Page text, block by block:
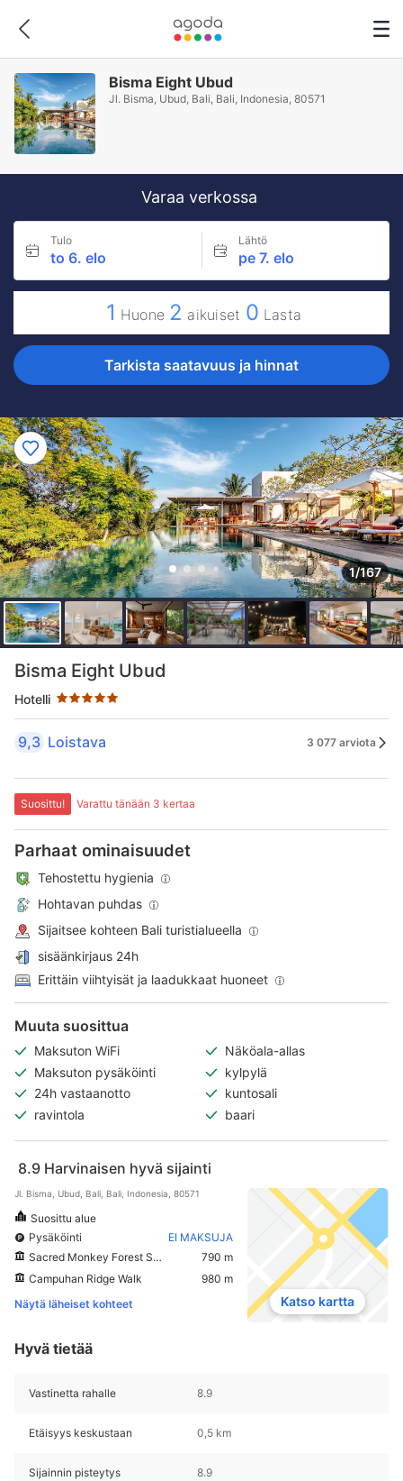
Bisma Eight Ubud
Jl. Bisma, Ubud, Bali, Bali, Indonesia, 80571
Varaa verkossa
Tulo
to 6. elo
Lähtö
pe 7. elo
1 Huone 2 aikuiset 0 Lasta
Tarkista saatavuus ja hinnat
1/167
Bisma Eight Ubud
Hotelli
Tähtiluokitus 5 tähteä
9,3 Loistava 3 077 arviota
Suosittu! Varattu tänään 3 kertaa
Parhaat ominaisuudet
Tehostettu hygienia
Hohtavan puhdas
Sijaitsee kohteen Bali turistialueella
sisäänkirjaus 24h
Erittäin viihtyisät ja laadukkaat huoneet
Muuta suosittua
Maksuton WiFi
Näköala-allas
Maksuton pysäköinti
kylpylä
24h vastaanotto
kuntosali
ravintola
baari
8.9 Harvinaisen hyvä sijainti
Jl. Bisma, Ubud, Bali, Bali, Indonesia, 80571
Suosittu alue
Pysäköinti
EI MAKSUJA
Sacred Monkey Forest Sanctuary
790 m
Campuhan Ridge Walk
980 m
Näytä läheiset kohteet
Katso kartta
Hyvä tietää
Vastinetta rahalle 8.9
Etäisyys keskustaan 0,5 km
Sijainnin pisteytys 8.9